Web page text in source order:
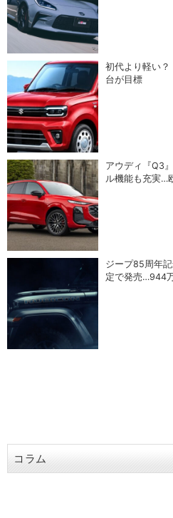
初代より軽い
台が目標
アウディ『Q3
ル機能も充実…
ジープ85周年
定で発売…944
コラム